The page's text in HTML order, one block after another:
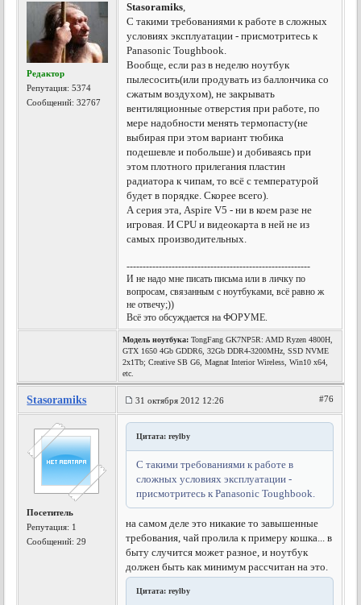
Редактор
Репутация:5374
Сообщений: 32767
Stasoramiks,
С такими требованиями к работе в сложных
условиях эксплуатации - присмотритесь к
Panasonic Toughbook.
Вообще, если раз в неделю ноутбук
пылесосить(или продувать из баллончика со
сжатым воздухом), не закрывать
вентиляционные отверстия при работе, по
мере надобности менять термопасту(не
выбирая при этом вариант тюбика
подешевле и побольше) и добиваясь при
этом плотного прилегания пластин
радиатора к чипам, то всё с температурой
будет в порядке. Скорее всего).
А серия эта, Aspire V5 - ни в коем разе не
игровая. И CPU и видеокарта в ней не из
самых производительных.
---------------------------------------------------------
И не надо мне писать письма или в личку по
вопросам, связанным с ноутбуками, всё равно ж
не отвечу;))
Всё это обсуждается на ФОРУМЕ.
Модель ноутбука: TongFang GK7NP5R: AMD Ryzen 4800H,
GTX 1650 4Gb GDDR6, 32Gb DDR4-3200MHz, SSD NVME
2x1Tb; Creative SB G6, Magnat Interior Wireless, Win10 x64,
etc.
Stasoramiks 31 октября 2012 12:26 #76
Посетитель
Репутация: 1
Сообщений: 29
Цитата: reylby
С такими требованиями к работе в
сложных условиях эксплуатации -
присмотритесь к Panasonic Toughbook.
на самом деле это никакие то завышенные
требования, чай пролила к примеру кошка... в
быту случится может разное, и ноутбук
должен быть как минимум рассчитан на это.
Цитата: reylby